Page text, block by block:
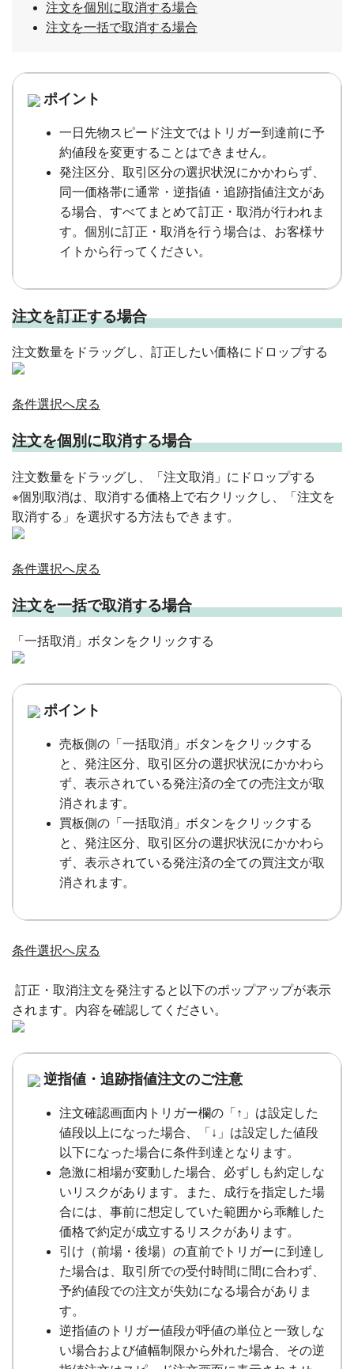
注文を個別に取消する場合
注文を一括で取消する場合
ポイント
一日先物スピード注文ではトリガー到達前に予
約値段を変更することはできません。
発注区分、取引区分の選択状況にかかわらず、
同一価格帯に通常・逆指値・追跡指値注文があ
る場合、すべてまとめて訂正・取消が行われま
す。個別に訂正・取消を行う場合は、お客様サ
イトから行ってください。
注文を訂正する場合
注文数量をドラッグし、訂正したい価格にドロップする
条件選択へ戻る
注文を個別に取消する場合
注文数量をドラッグし、「注文取消」にドロップする
※個別取消は、取消する価格上で右クリックし、「注文を
取消する」を選択する方法もできます。
条件選択へ戻る
注文を一括で取消する場合
「一括取消」ボタンをクリックする
ポイント
売板側の「一括取消」ボタンをクリックする
と、発注区分、取引区分の選択状況にかかわら
ず、表示されている発注済の全ての売注文が取
消されます。
買板側の「一括取消」ボタンをクリックする
と、発注区分、取引区分の選択状況にかかわら
ず、表示されている発注済の全ての買注文が取
消されます。
条件選択へ戻る
訂正・取消注文を発注すると以下のポップアップが表示
されます。内容を確認してください。
逆指値・追跡指値注文のご注意
注文確認画面内トリガー欄の「↑」は設定した
値段以上になった場合、「↓」は設定した値段
以下になった場合に条件到達となります。
急激に相場が変動した場合、必ずしも約定しな
いリスクがあります。また、成行を指定した場
合には、事前に想定していた範囲から乖離した
価格で約定が成立するリスクがあります。
引け（前場・後場）の直前でトリガーに到達し
た場合は、取引所での受付時間に間に合わず、
予約値段での注文が失効になる場合がありま
す。
逆指値のトリガー値段が呼値の単位と一致しな
い場合および値幅制限から外れた場合、その逆